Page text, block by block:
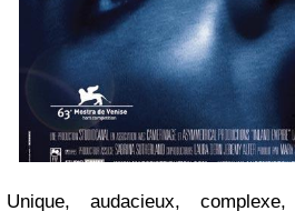
Unique, audacieux,